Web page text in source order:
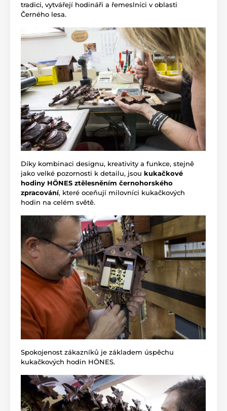
tradici, vytvářejí hodináři a řemeslníci v oblasti
Černého lesa.
Díky kombinaci designu, kreativity a funkce, stejně
jako velké pozornosti k detailu, jsou kukačkové
hodiny HÖNES ztělesněním černohorského
zpracování, které oceňují milovníci kukačkových
hodin na celém světě.
Spokojenost zákazníků je základem úspěchu
kukačkových hodin HÖNES.